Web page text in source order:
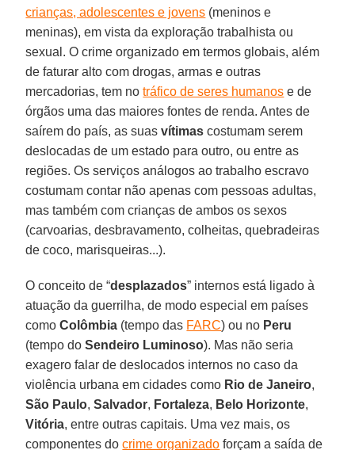
crianças, adolescentes e jovens (meninos e
meninas), em vista da exploração trabalhista ou
sexual. O crime organizado em termos globais, além
de faturar alto com drogas, armas e outras
mercadorias, tem notráfico de seres humanos e de
órgãos uma das maiores fontes de renda. Antes de
saírem do país, as suasvítimas costumam serem
deslocadas de um estado para outro, ou entre as
regiões. Os serviços análogos ao trabalho escravo
costumam contar não apenas com pessoas adultas,
mas também com crianças de ambos os sexos
(carvoarias, desbravamento, colheitas, quebradeiras
de coco, marisqueiras...).
O conceito de “desplazados” internos está ligado à
atuação da guerrilha, de modo especial em países
comoColômbia (tempo das FARC) ou no Peru
(tempo doSendeiro Luminoso). Mas não seria
exagero falar de deslocados internos no caso da
violência urbana em cidades como Rio de Janeiro,
São Paulo,Salvador, Fortaleza, Belo Horizonte,
Vitória, entre outras capitais. Uma vez mais, os
componentes docrime organizado forçam a saída de